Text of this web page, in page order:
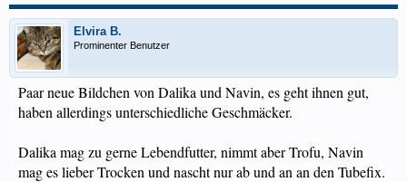
Elvira B.
Prominenter Benutzer
Paar neue Bildchen von Dalika und Navin, es geht ihnen gut,
haben allerdings unterschiedliche Geschmäcker.
Dalika mag zu gerne Lebendfutter, nimmt aber Trofu, Navin
mag es lieber Trocken und nascht nur ab und an an den Tubefix.